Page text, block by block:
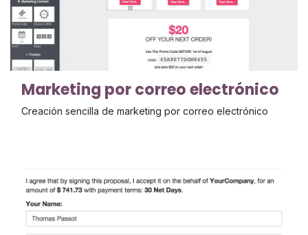
Marketing por correo electrónico
Creación sencilla de marketing por correo electrónico